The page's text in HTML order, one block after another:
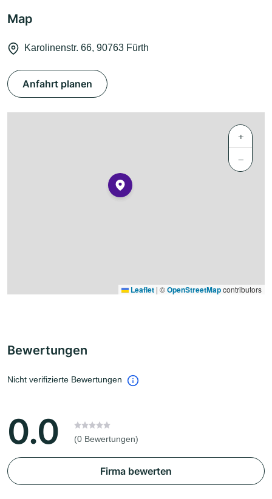
Map
Karolinenstr. 66, 90763 Fürth
Anfahrt planen
+
−
Leaflet | ©OpenStreetMapcontributors
Bewertungen
Nicht verifizierte Bewertungen
0.0 (0 Bewertungen)
Firma bewerten